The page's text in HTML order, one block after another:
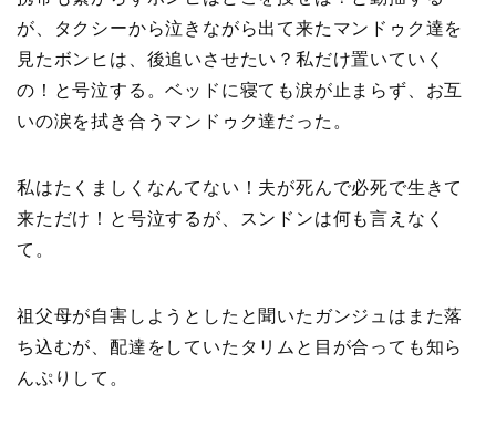
が、タクシーから泣きながら出て来たマンドゥク達を
見たボンヒは、後追いさせたい？私だけ置いていく
の！と号泣する。ベッドに寝ても涙が止まらず、お互
いの涙を拭き合うマンドゥク達だった。
私はたくましくなんてない！夫が死んで必死で生きて
来ただけ！と号泣するが、スンドンは何も言えなく
て。
祖父母が自害しようとしたと聞いたガンジュはまた落
ち込むが、配達をしていたタリムと目が合っても知ら
んぷりして。